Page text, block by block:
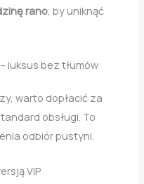
rano , by uniknąć
luksus bez tłumów
warto dopłacić za
obsługi. To
odbiór pustyni.
VIP